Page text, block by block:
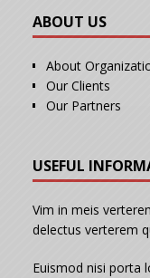
ABOUT US
About
Our Clients
Our Partners
USEFUL
Vim in meis
delectus verterem
Euismod nisi porta